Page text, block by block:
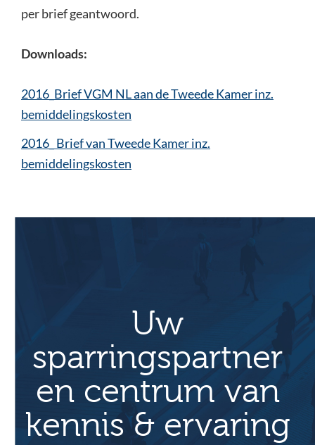
per brief geantwoord.
Downloads:
2016_Brief VGM NL aan de Tweede Kamer inz.
bemiddelingskosten
2016_ Brief van Tweede Kamer inz.
bemiddelingskosten
Uw
sparringspartner
en centrum van
kennis & ervaring